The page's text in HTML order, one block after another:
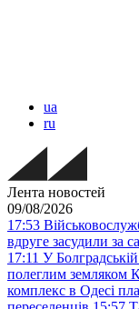
ua
ru
Лента новостей
09/08/2026
17:53
вдруге засудили за
17:11 У
полеглим
комплекс в Одесі